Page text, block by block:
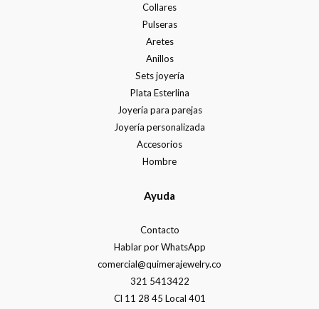
Collares
Pulseras
Aretes
Anillos
Sets joyería
Plata Esterlina
Joyería para parejas
Joyería personalizada
Accesorios
Hombre
Ayuda
Contacto
Hablar por WhatsApp
comercial@quimerajewelry.co
321 5413422
Cl 11 28 45 Local 401